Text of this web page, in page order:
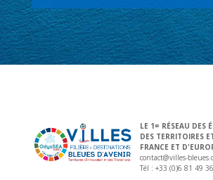
LE 1 ER
RÉSEAU DES
DES TERRITOIRES
FRANCE ET
contact@villes-
Tél : +33 (0)6 81 49